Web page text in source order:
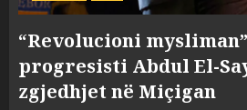
“Revolucioni
progresisti Abdul El-
zgjedhjet në Miçigan